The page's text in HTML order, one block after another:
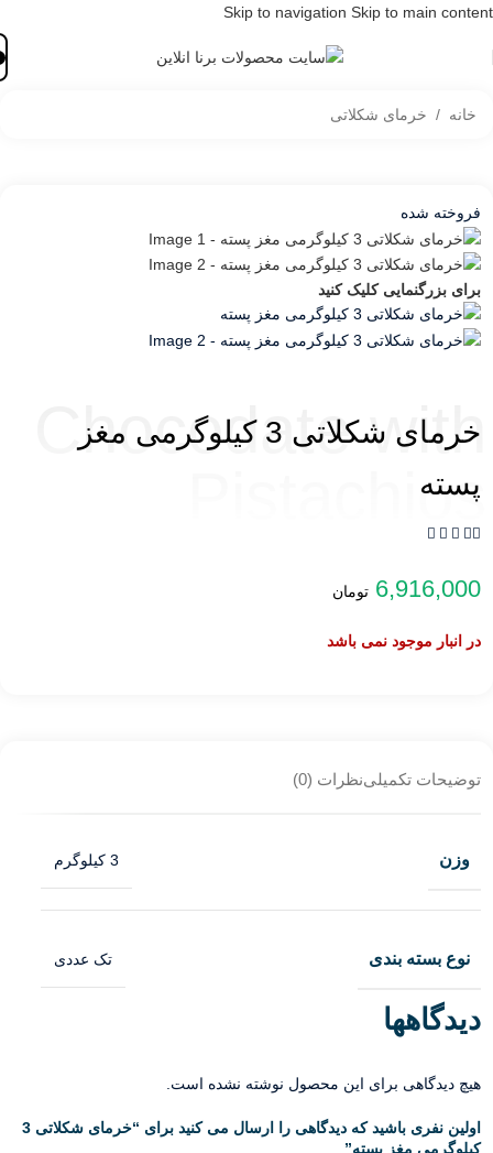
Skip to navigation Skip to main content
خانه / خرمای شکلاتی
فروخته شده
برای بزرگنمایی کلیک کنید
Chocodate with
Pistachios
خرمای شکلاتی 3 کیلوگرمی مغز
پسته
   
6,916,000 تومان
در انبار موجود نمی باشد
توضیحات تکمیلینظرات (0)
وزن 3 کیلوگرم
نوع بسته بندی تک عددی
دیدگاهها
هیچ دیدگاهی برای این محصول نوشته نشده است.
اولین نفری باشید که دیدگاهی را ارسال می کنید برای “خرمای شکلاتی 3
کیلوگرمی مغز پسته”